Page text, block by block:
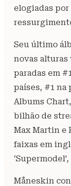
elogiadas
Seu último
novas
paradas em
países, #1 na
Albums
bilhão de
Max Martin e
faixas em
Måneskin